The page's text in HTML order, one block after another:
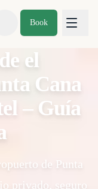
Toggle theme
Book
el
Cana
– Guía
de Punta
privado, seguro